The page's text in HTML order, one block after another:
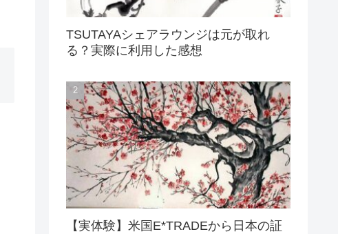
TSUTAYAシェアラウンジは元が取れ
る？実際に利用した感想
【実体験】米国E*TRADEから日本の証